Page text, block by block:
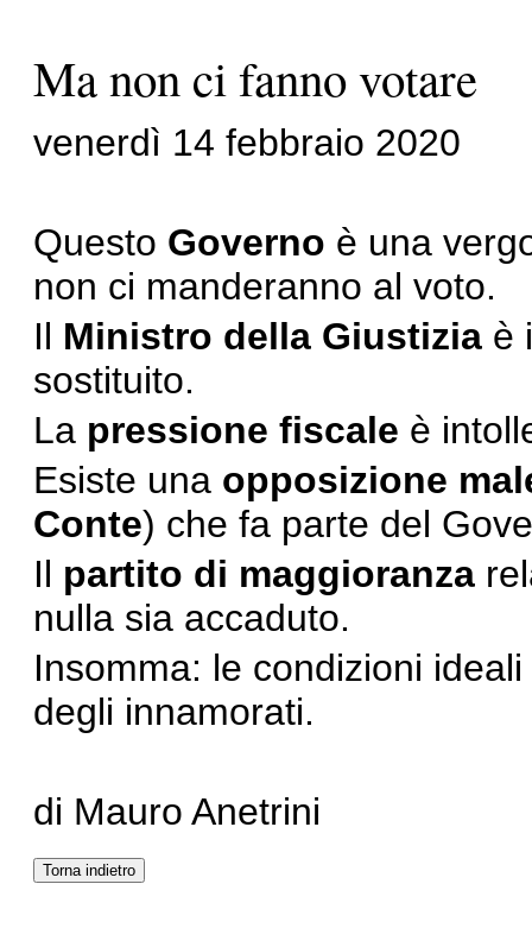
Ma non ci fanno votare
venerdì 14 febbraio 2020
Questo Governo è una
non ci manderanno al voto.
Il Ministro della Giustizia è
sostituito.
La pressione fiscale è
Esiste una opposizione
Conte) che fa parte del
Il partito di maggioranza
nulla sia accaduto.
Insomma: le condizioni
degli innamorati.
di Mauro Anetrini